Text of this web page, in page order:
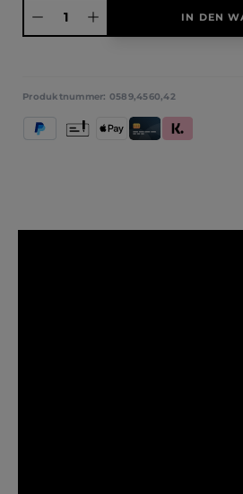
IN DEN
Produktnummer: 0589,4560,42
PayPal Apple PayKredit- und Debitkarte
Klarna
Vorkasse